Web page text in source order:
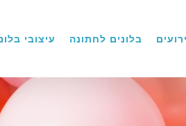
בלונים לחתונה עיצובי